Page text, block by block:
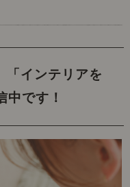
「インテリアを
中です！